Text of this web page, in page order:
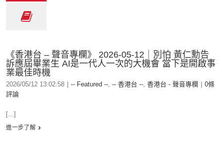
《香港台 – 聲音專欄》 2026-05-12｜別怕 黃仁勳告
訴應屆畢業生 AI是一代人一次的大機會 當下是開啟事
業最佳時機
2026/05/12 13:02:58 -- Featured --, -- 香港台 --, 香港台 - 聲音專欄
0條
評論
[...]
進一步了解